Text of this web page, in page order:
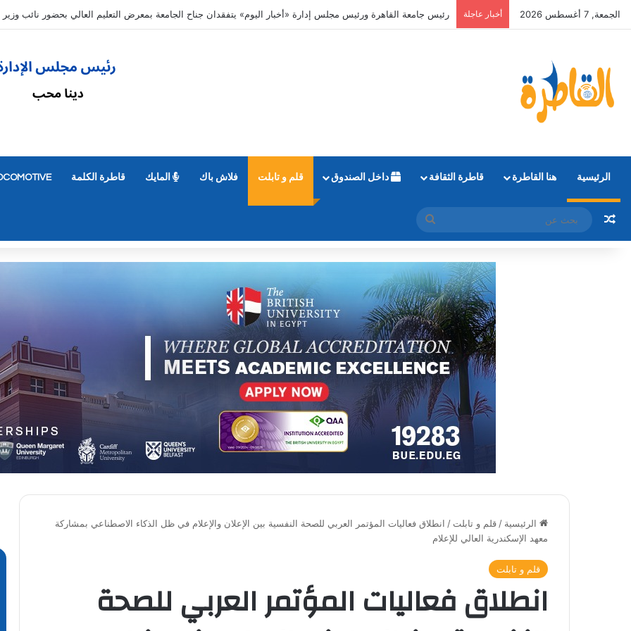
الجمعة, 7 أغسطس 2026 أخبار عاجلة التعليم العالي: طلاب المرحلة الأولى يمكنهم تعديل رغباتهم حتى 7 مساء الأحد 9 أغسطس
الرئيسية هنا القاطرة قاطرة الثقافة داخل الصندوق قلم و تابلت فلاش باك المايك قاطرة الكلمة
مقال عشوائي
بحث
عن
الرئيسية / قلم و تابلت / انطلاق فعاليات المؤتمر العربي للصحة النفسية بين الإعلان والإعلام في ظل الذكاء الاصطناعي بمشاركة
معهد الإسكندرية العالي للإعلام
قلم و تابلت
انطلاق فعاليات المؤتمر العربي للصحة